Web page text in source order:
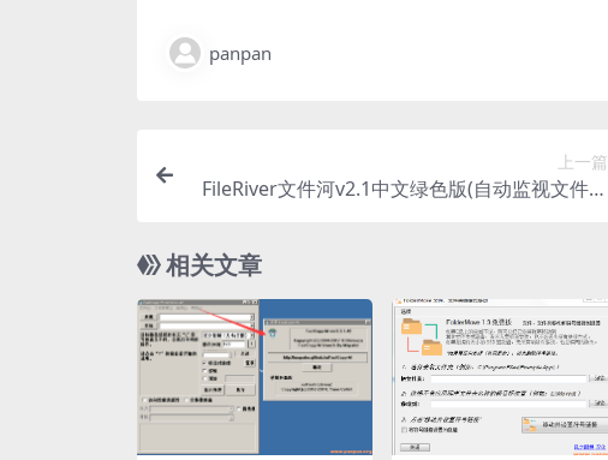
panpan
上一篇
FileRiver文件河v2.1中文绿色版(自动监视文件变
相关文章